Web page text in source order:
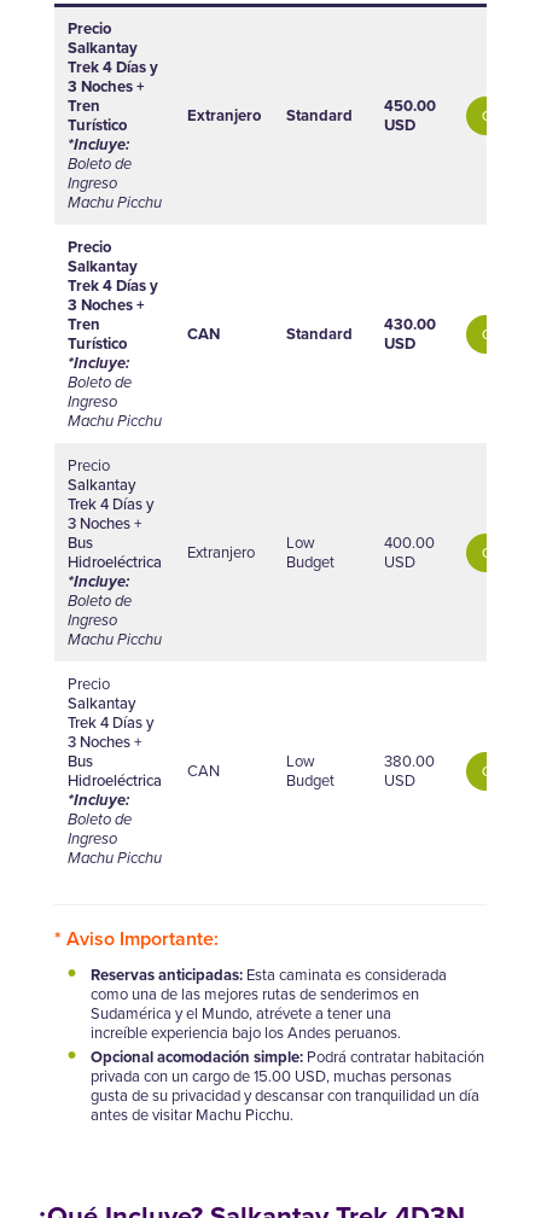
Precio
Salkantay
Trek 4 Días y
3 Noches +
Tren
Turístico
*Incluye:
Boleto de
Ingreso
Machu Picchu
Extranjero Standard
450.00
USD
Comprar
Precio
Salkantay
Trek 4 Días y
3 Noches +
Tren
Turístico
*Incluye:
Boleto de
Ingreso
Machu Picchu
CAN Standard
430.00
USD
Comprar
Precio
Salkantay
Trek 4 Días y
3 Noches +
Bus
Hidroeléctrica
*Incluye:
Boleto de
Ingreso
Machu Picchu
Extranjero
Low
Budget
400.00
USD
Comprar
Precio
Salkantay
Trek 4 Días y
3 Noches +
Bus
Hidroeléctrica
*Incluye:
Boleto de
Ingreso
Machu Picchu
CAN
Low
Budget
380.00
USD
Comprar
* Aviso Importante:
Reservas anticipadas: Esta caminata es considerada
como una de las mejores rutas de senderimos en
Sudamérica y el Mundo, atrévete a tener una
increíble experiencia bajo los Andes peruanos.
Opcional acomodación simple: Podrá contratar habitación
privada con un cargo de 15.00 USD, muchas personas
gusta de su privacidad y descansar con tranquilidad un día
antes de visitar Machu Picchu.